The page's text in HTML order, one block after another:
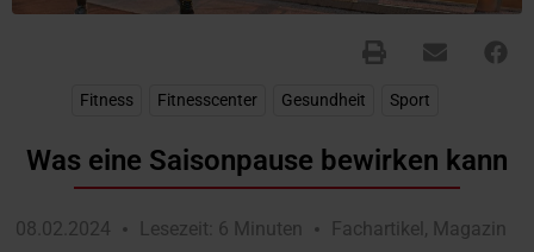
Fitness Fitnesscenter Gesundheit Sport
Was eine Saisonpause bewirken kann
08.02.2024 Lesezeit: 6 Minuten Fachartikel , Magazin